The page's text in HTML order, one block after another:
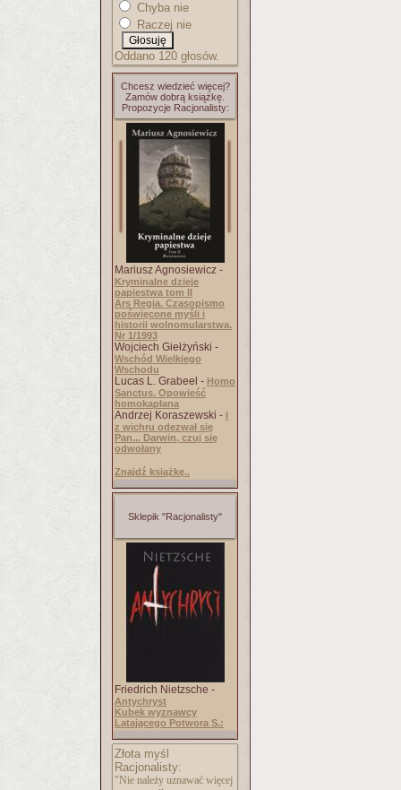
Chyba nie
Raczej nie
Oddano 120 głosów.
Chcesz wiedzieć więcej?
Zamów dobrą książkę.
Propozycje Racjonalisty:
Mariusz Agnosiewicz -
Kryminalne dzieje
papiestwa tom II
Ars Regia. Czasopismo
poświęcone myśli i
historii wolnomularstwa.
Nr 1/1993
Wojciech Giełżyński -
Wschód Wielkiego
Wschodu
Lucas L. Grabeel - Homo
Sanctus. Opowieść
homokapłana
Andrzej Koraszewski - I
z wichru odezwał się
Pan... Darwin, czuj się
odwołany
Znajdź książkę..
Sklepik "Racjonalisty"
Friedrich Nietzsche -
Antychryst
Kubek wyznawcy
Latającego Potwora S.:
Złota myśl
Racjonalisty:
"Nie należy uznawać więcej